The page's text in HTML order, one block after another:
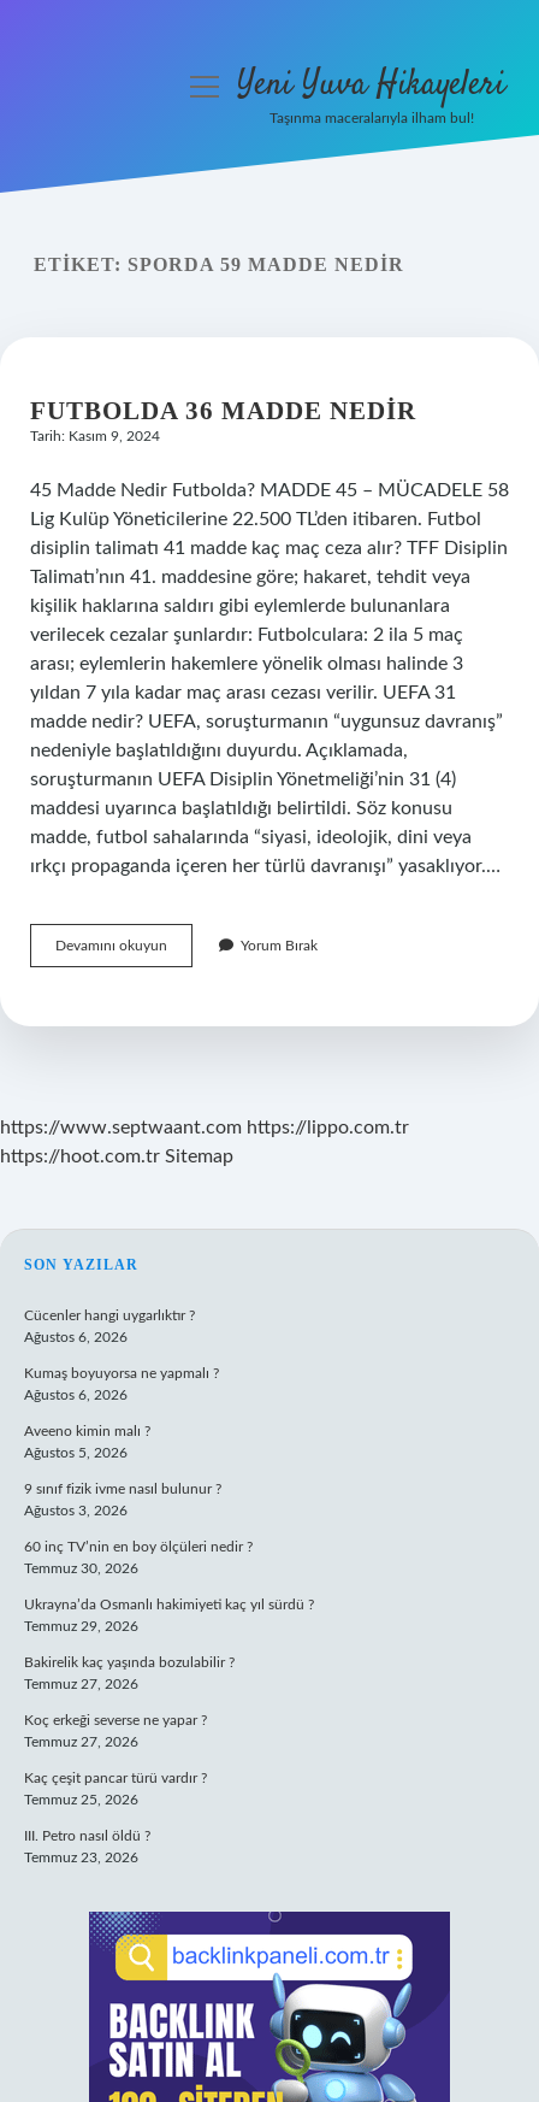
Yasal Uyarı
menüyüYeni Yuva Hikayeleri
Taşınma maceralarıyla ilham bul!
ETIKET: SPORDA 59 MADDE NEDIR
FUTBOLDA 36 MADDE NEDIR
Tarih: Kasım 9, 2024
45 Madde Nedir Futbolda? MADDE 45 – MÜCADELE 58
Lig Kulüp Yöneticilerine 22.500 TL’den itibaren. Futbol
disiplin talimatı 41 madde kaç maç ceza alır? TFF Disiplin
Talimatı’nın 41. maddesine göre; hakaret, tehdit veya
kişilik haklarına saldırı gibi eylemlerde bulunanlara
verilecek cezalar şunlardır: Futbolculara: 2 ila 5 maç
arası; eylemlerin hakemlere yönelik olması halinde 3
yıldan 7 yıla kadar maç arası cezası verilir. UEFA 31
madde nedir? UEFA, soruşturmanın “uygunsuz davranış”
nedeniyle başlatıldığını duyurdu. Açıklamada,
soruşturmanın UEFA Disiplin Yönetmeliği’nin 31 (4)
maddesi uyarınca başlatıldığı belirtildi. Söz konusu
madde, futbol sahalarında “siyasi, ideolojik, dini veya
ırkçı propaganda içeren her türlü davranışı” yasaklıyor.…
Devamını okuyun Futbolda
36
Yorum Bırak
https://www.septwaant.com https://lippo.com.tr
https://hoot.com.tr Sitemap
SIDEBAR
SON YAZILAR
Cücenler hangi uygarlıktır ?
Ağustos 6, 2026
Kumaş boyuyorsa ne yapmalı ?
Ağustos 6, 2026
Aveeno kimin malı ?
Ağustos 5, 2026
9 sınıf fizik ivme nasıl bulunur ?
Ağustos 3, 2026
60 inç TV’nin en boy ölçüleri nedir ?
Temmuz 30, 2026
Ukrayna’da Osmanlı hakimiyeti kaç yıl sürdü ?
Temmuz 29, 2026
Bakirelik kaç yaşında bozulabilir ?
Temmuz 27, 2026
Koç erkeği severse ne yapar ?
Temmuz 27, 2026
Kaç çeşit pancar türü vardır ?
Temmuz 25, 2026
III. Petro nasıl öldü ?
Temmuz 23, 2026